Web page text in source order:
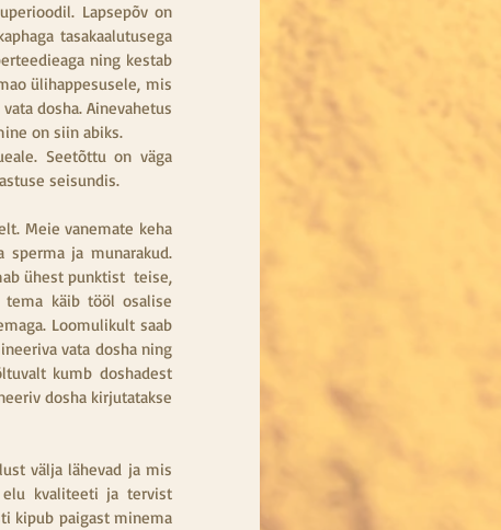
Lapsepõv on
tasakaalutusega
ning kestab
ülihappesusele, mis
dosha. Ainevahetus
on siin abiks.
Seetõttu on väga
seisundis.
Meie vanemate keha
sperma ja munarakud.
ühest punktist  teise,
tema käib tööl osalise
Loomulikult saab
vata dosha ning
kumb doshadest
dosha kirjutatakse
välja lähevad ja mis
elu kvaliteeti ja tervist
kipub paigast minema